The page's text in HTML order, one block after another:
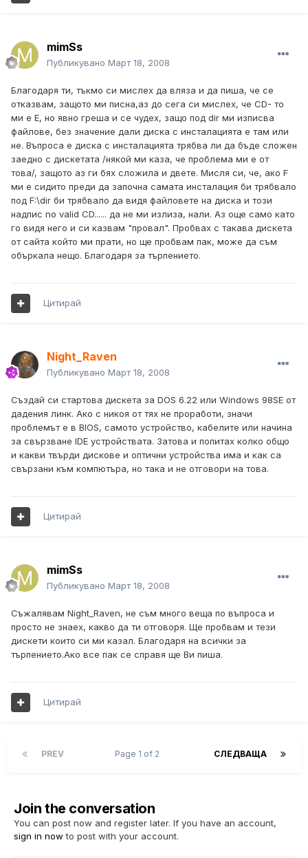
mimSs
Публикувано Март 18, 2008
Благодаря ти, тъкмо си мислех да вляза и да пиша, че се
отказвам, защото ми писна,аз до сега си мислех, че CD- то
ми е Е, но явно греша и се чудех, защо под dir ми изписва
файлове, без значение дали диска с инсталацията е там или
не. Въпроса е диска с инсталацията трябва ли да бъде сложен
заедно с дискетата /някой ми каза, че проблема ми е от
това/, защото аз ги бях сложила и двете. Мисля си, че, ако F
ми е сидито преди да започна самата инсталация би трябвало
под F:\dir би трябвало да видя файловете на диска и този
надпис no valid CD...... да не ми излиза, нали. Аз още само като
го видя него и си казвам "провал". Пробвах с такава дискета
от сайта който ми прати, но ще пробвам пак, може да съм
объркала нещо. Благодаря за търпението.
Цитирай
Night_Raven
Публикувано Март 18, 2008
Създай си стартова дискета за DOS 6.22 или Windows 98SE от
дадения линк. Ако с никоя от тях не проработи, значи
проблемът е в BIOS, самото устройство, кабелите или начина
за свързване IDE устройствата. Затова и попитах колко общо
и какви твърди дискове и оптични устройства има и как са
свързани към компютъра, но така и не отговори на това.
Цитирай
mimSs
Публикувано Март 18, 2008
Съжалявам Night_Raven, не съм много веща по въпроса и
просто не знаех, какво да ти отговоря. Ще пробвам и тези
дискети които си ми казал. Благодаря на всички за
търпението.Ако все пак се справя ще Ви пиша.
Цитирай
PREV СЛЕДВАЩА
Page 1 of 2
Join the conversation
You can post now and register later. If you have an account,
sign in now to post with your account.